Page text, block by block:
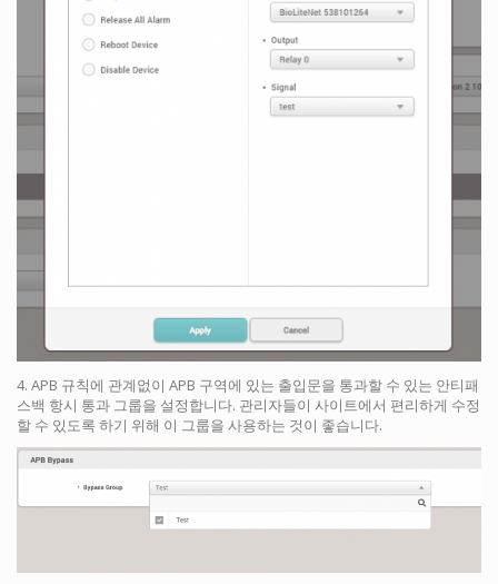
4. APB 규칙에 관계없이 APB 구역에 있는 출입문을 통과할 수 있는 안티패
스백 항시 통과 그룹을 설정합니다. 관리자들이 사이트에서 편리하게 수정
할 수 있도록 하기 위해 이 그룹을 사용하는 것이 좋습니다.